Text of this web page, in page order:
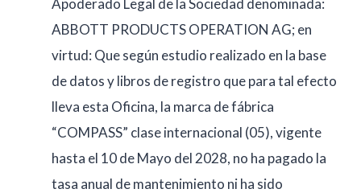
ABBOTT PRODUCTS OPERATION AG; en
virtud: Que según estudio realizado en la base
de datos y libros de registro que para tal efecto
lleva esta Oficina, la marca de fábrica
“COMPASS” clase internacional (05), vigente
hasta el 10 de Mayo del 2028, no ha pagado la
tasa anual de mantenimiento ni ha sido